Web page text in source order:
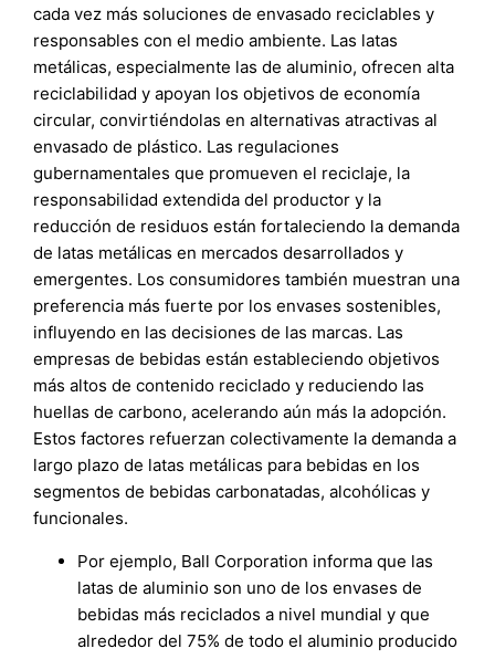
cada vez más soluciones de envasado reciclables y
responsables con el medio ambiente. Las latas
metálicas, especialmente las de aluminio, ofrecen alta
reciclabilidad y apoyan los objetivos de economía
circular, convirtiéndolas en alternativas atractivas al
envasado de plástico. Las regulaciones
gubernamentales que promueven el reciclaje, la
responsabilidad extendida del productor y la
reducción de residuos están fortaleciendo la demanda
de latas metálicas en mercados desarrollados y
emergentes. Los consumidores también muestran una
preferencia más fuerte por los envases sostenibles,
influyendo en las decisiones de las marcas. Las
empresas de bebidas están estableciendo objetivos
más altos de contenido reciclado y reduciendo las
huellas de carbono, acelerando aún más la adopción.
Estos factores refuerzan colectivamente la demanda a
largo plazo de latas metálicas para bebidas en los
segmentos de bebidas carbonatadas, alcohólicas y
funcionales.
Por ejemplo, Ball Corporation informa que las
latas de aluminio son uno de los envases de
bebidas más reciclados a nivel mundial y que
alrededor del 75% de todo el aluminio producido